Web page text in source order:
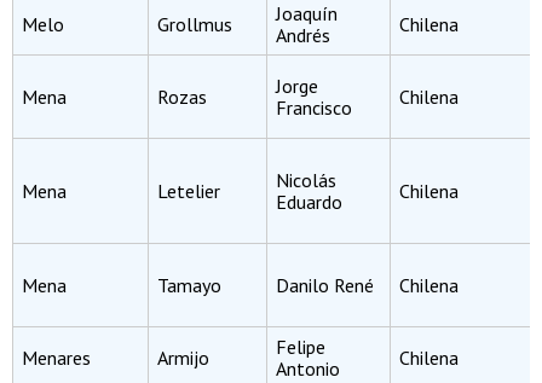
Melo Grollmus
Joaquín
Andrés
Chilena
Mena Rozas
Jorge
Francisco
Chilena
Mena Letelier
Nicolás
Eduardo
Chilena
Mena Tamayo Danilo René Chilena
Menares Armijo
Felipe
Antonio
Chilena